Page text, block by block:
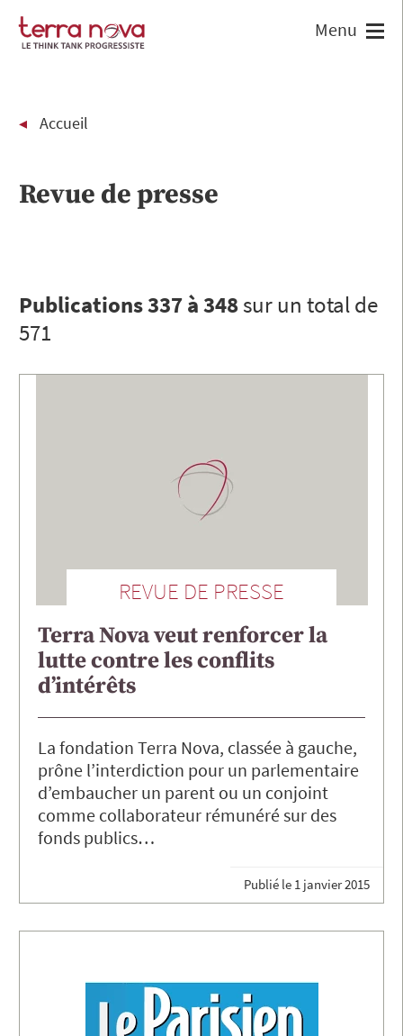
Accueil
Revue de presse
Publications 337 à 348sur un total de
571
REVUE DE PRESSE
Terra Nova veut renforcer la
lutte contre les conflits
d’intérêts
La fondation Terra Nova, classée à gauche,
prône l’interdiction pour un parlementaire
d’embaucher un parent ou un conjoint
comme collaborateur rémunéré sur des
fonds publics…
Publié le 1 janvier 2015